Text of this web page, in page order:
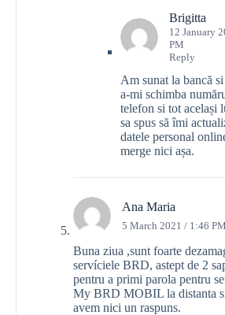
Brigitta
12 January
PM
Reply
Am sunat la bancă
a-mi schimba
telefon si tot același
sa spus să îmi
datele personal
merge nici așa.
Ana Maria
5 March 2021 / 1:46 PM
Buna ziua ,sunt foarte
servíciele BRD, astept de 2
pentru a primi parola pentru
My BRD MOBIL la distanta
avem nici un raspuns.